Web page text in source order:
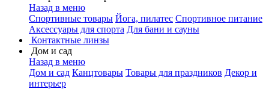
Назад в меню
Спортивные товары Йога, пилатес Спортивное питание
Аксессуары для спорта Для бани и сауны
Контактные линзы
Дом и сад
Назад в меню
Дом и сад Канцтовары Товары для праздников Декор и
интерьер